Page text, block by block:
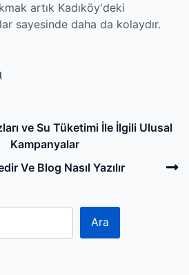
artık Kadıköy'deki
sayesinde daha da kolaydır.
ve Su Tüketimi İle İlgili Ulusal
Kampanyalar
Ve Blog Nasıl Yazılır
Ara